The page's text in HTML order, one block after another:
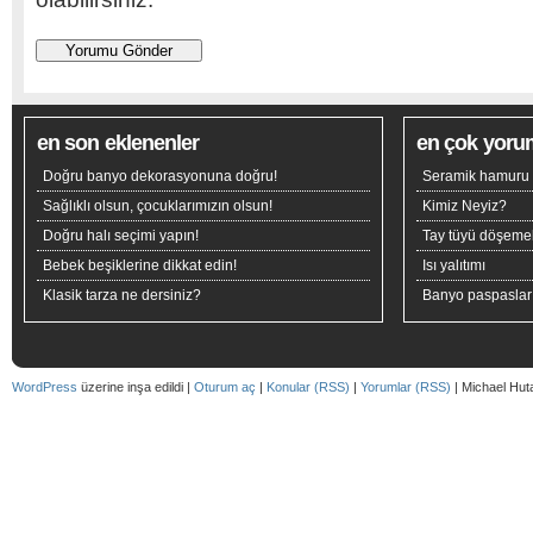
en son eklenenler
Doğru banyo dekorasyonuna doğru!
Sağlıklı olsun, çocuklarımızın olsun!
Doğru halı seçimi yapın!
Bebek beşiklerine dikkat edin!
Klasik tarza ne dersiniz?
en çok
Seramik hamuru
Kimiz Neyiz?
Tay tüyü
Isı yalıtımı
Banyo
WordPress üzerine inşa edildi | Oturum aç | Konular (RSS) | Yorumlar (RSS) | Michael